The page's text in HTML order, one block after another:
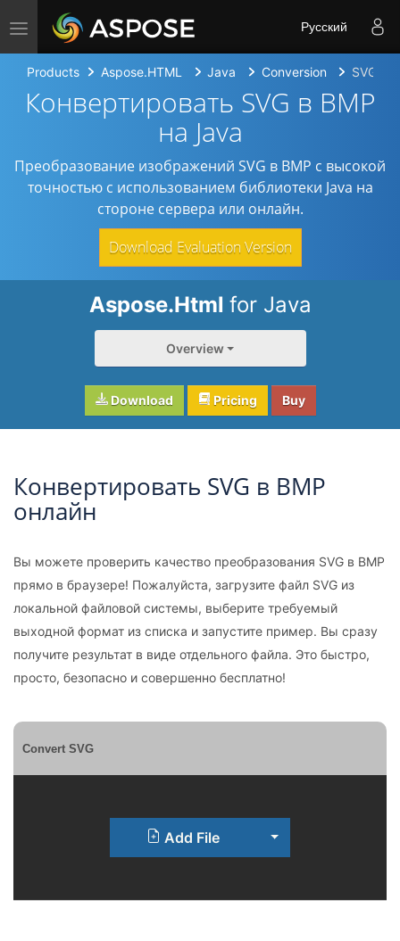
Toggle navigation Русский
Products Aspose.HTML Java Conversion SVG to
Конвертировать SVG в BMP
на Java
Преобразование изображений SVG в BMP с высокой
точностью с использованием библиотеки Java на
стороне сервера или онлайн.
Download Evaluation Version
Aspose.Html for Java
Overview
Download Pricing Buy
Конвертировать SVG в BMP
онлайн
Вы можете проверить качество преобразования SVG в BMP
прямо в браузере! Пожалуйста, загрузите файл SVG из
локальной файловой системы, выберите требуемый
выходной формат из списка и запустите пример. Вы сразу
получите результат в виде отдельного файла. Это быстро,
просто, безопасно и совершенно бесплатно!
Convert SVG
Add File Toggle Dropdown